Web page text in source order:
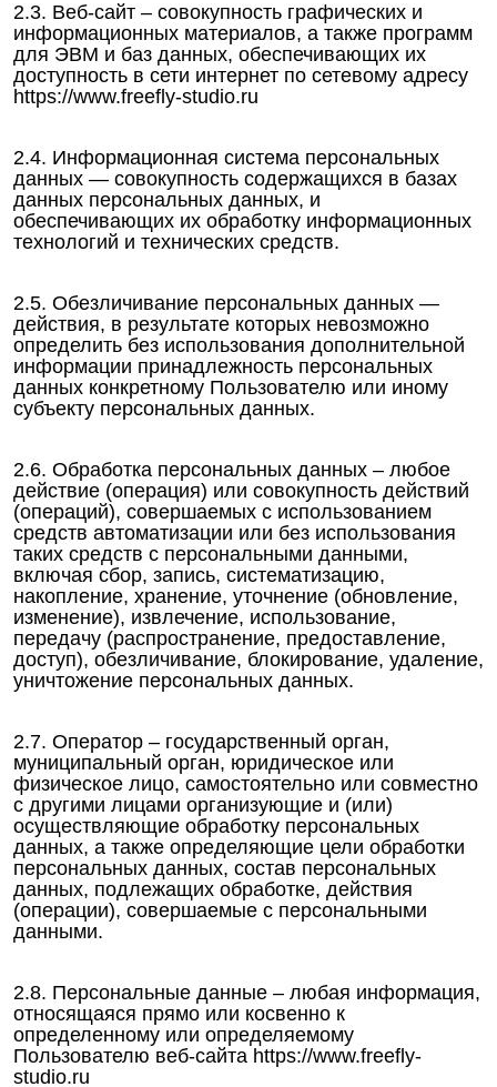
2.3. Веб-сайт – совокупность графических и
информационных материалов, а также программ
для ЭВМ и баз данных, обеспечивающих их
доступность в сети интернет по сетевому адресу
https://www.freefly-studio.ru
2.4. Информационная система персональных
данных — совокупность содержащихся в базах
данных персональных данных, и
обеспечивающих их обработку информационных
технологий и технических средств.
2.5. Обезличивание персональных данных —
действия, в результате которых невозможно
определить без использования дополнительной
информации принадлежность персональных
данных конкретному Пользователю или иному
субъекту персональных данных.
2.6. Обработка персональных данных – любое
действие (операция) или совокупность действий
(операций), совершаемых с использованием
средств автоматизации или без использования
таких средств с персональными данными,
включая сбор, запись, систематизацию,
накопление, хранение, уточнение (обновление,
изменение), извлечение, использование,
передачу (распространение, предоставление,
доступ), обезличивание, блокирование, удаление,
уничтожение персональных данных.
2.7. Оператор – государственный орган,
муниципальный орган, юридическое или
физическое лицо, самостоятельно или совместно
с другими лицами организующие и (или)
осуществляющие обработку персональных
данных, а также определяющие цели обработки
персональных данных, состав персональных
данных, подлежащих обработке, действия
(операции), совершаемые с персональными
данными.
2.8. Персональные данные – любая информация,
относящаяся прямо или косвенно к
определенному или определяемому
Пользователю веб-сайта https://www.freefly-
studio.ru